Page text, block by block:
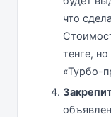
что
тенге,
«Турбо-